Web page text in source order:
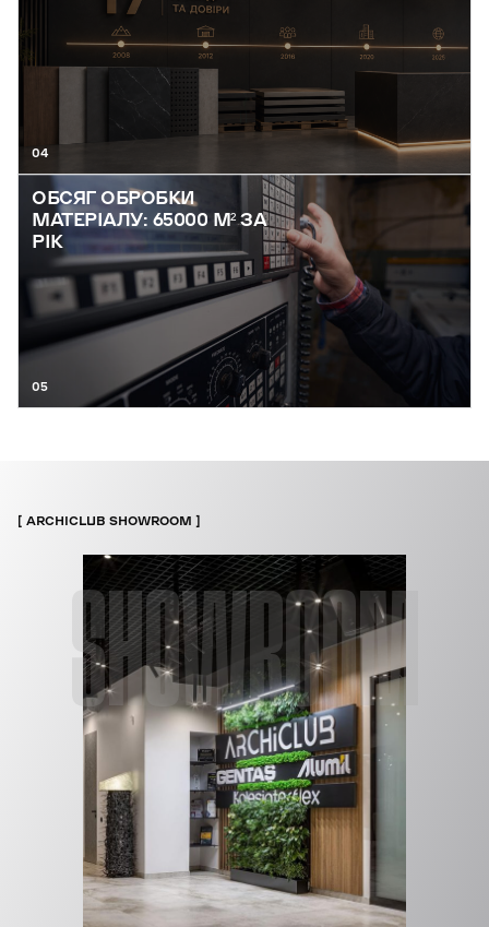
04
ОБСЯГ ОБРОБКИ
МАТЕРІАЛУ: 65000 М² ЗА
РІК
05
SHOWROOM
ARCHICLUB SHOWROOM